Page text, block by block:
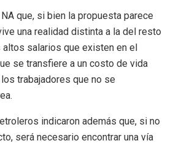
que, si bien la propuesta parece
una realidad distinta a la del resto
salarios que existen en el
se transfiere a un costo de vida
trabajadores que no se
indicaron además que, si no
será necesario encontrar una vía